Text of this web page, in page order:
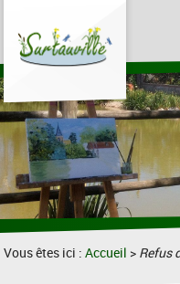
Vous êtes ici :Accueil > Refus